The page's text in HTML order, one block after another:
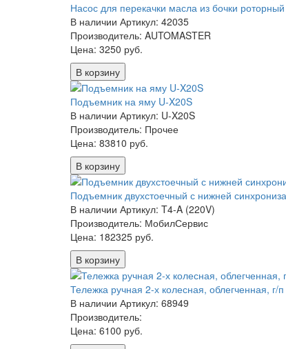
Насос для перекачки масла из бочки
В наличии Артикул: 42035
Производитель: AUTOMASTER
Цена: 3250 руб.
В корзину
Подъемник на яму U-X20S
В наличии Артикул: U-X20S
Производитель: Прочее
Цена: 83810 руб.
В корзину
Подъемник двухстоечный с нижней
В наличии Артикул: T4-A (220V)
Производитель: МобилСервис
Цена: 182325 руб.
В корзину
Тележка ручная 2-х колесная, облегченная,
В наличии Артикул: 68949
Производитель:
Цена: 6100 руб.